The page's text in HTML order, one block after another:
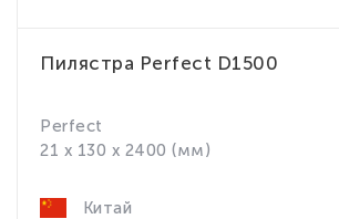
Пилястра Perfect D1500
Perfect
21 x 130 x 2400 (мм)
Китай